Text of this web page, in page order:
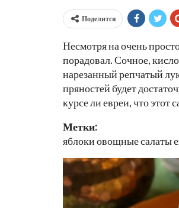
Поделится
Несмотря на очень
порадовал. Сочное,
нарезанный репчатый
пряностей будет
курсе ли евреи, что этот
Метки:
яблоки овощные салаты